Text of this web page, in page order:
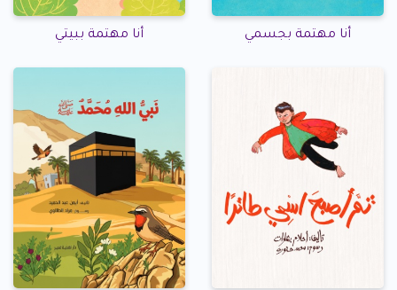
أنا مهتمة بجسمي أنا مهتمة ببيتي